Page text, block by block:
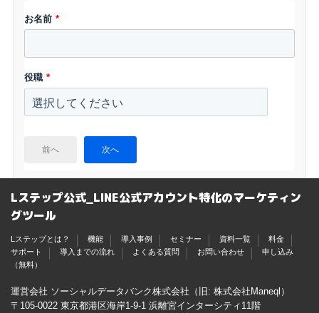
お名前 *
役職 *
前へ 次へ
Lステップ公式_LINE公式アカウント特化のマーケティン
グツール
Lステップとは？ 機能 導入事例 セミナー 資料一覧
料金
サポート
導入までの流れ よくある質問 お問い合わせ
申し込み
（無料）
運営会社 ソーシャルデータバンク株式会社（旧: 株式会社Maneql）
〒105-0022 東京都港区海岸1-9-1 浜離宮インターシティ11階